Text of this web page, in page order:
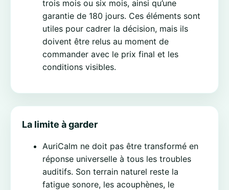
trois mois ou six mois, ainsi qu’une
garantie de 180 jours. Ces éléments sont
utiles pour cadrer la décision, mais ils
doivent être relus au moment de
commander avec le prix final et les
conditions visibles.
La limite à garder
AuriCalm ne doit pas être transformé en
réponse universelle à tous les troubles
auditifs. Son terrain naturel reste la
fatigue sonore, les acouphènes, le